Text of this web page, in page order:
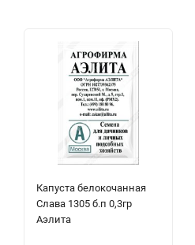
Капуста белокочанная
Слава 1305 б.п 0,3гр
Аэлита